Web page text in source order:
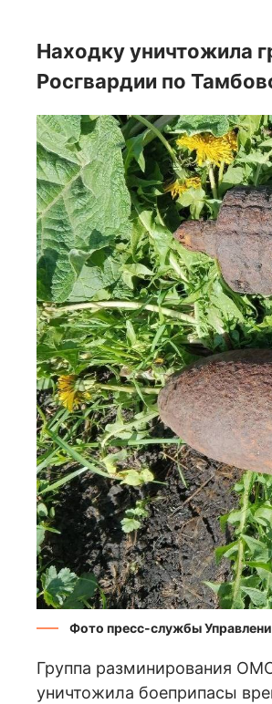
Находку уничтожила
Росгвардии по
Фото пресс-службы
Группа разминирования
уничтожила боеприпасы